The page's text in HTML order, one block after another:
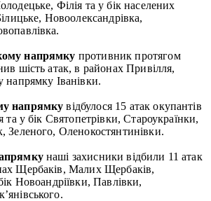
Філія та у бік населених
Новоолександрівка,
напрямку противник протягом
шість атак, в районах Привілля,
напрямку Іванівки.
напрямку відбулося 15 атак окупантів
та у бік Святопетрівки, Староукраїнки,
Зеленого, Оленокостянтинівки.
наші захисники відбили 11 атак
Щербаків, Малих Щербаків,
Новоандріївки, Павлівки,